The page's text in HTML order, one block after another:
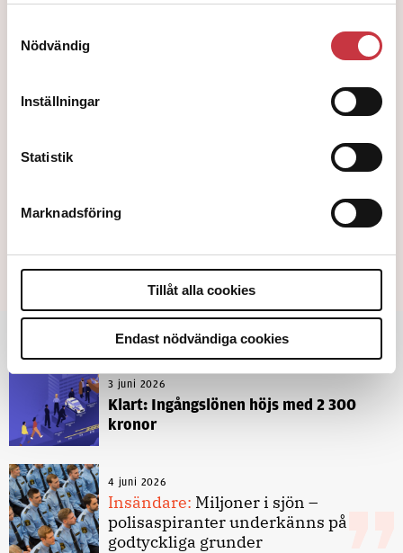
Nödvändig
Inställningar
Statistik
Marknadsföring
Tillåt alla cookies
Endast nödvändiga cookies
Detta är en krönika. Åsikterna är skribentens egna.
ÅSIKTER
3 juni 2026
Klart: Ingångslönen höjs med 2 300
kronor
4 juni 2026
Insändare: Miljoner i sjön –
polisaspiranter underkänns på
godtyckliga grunder